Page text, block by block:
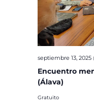
Encuentro
(Álava)
septiembre 13, 2025
Gratuito